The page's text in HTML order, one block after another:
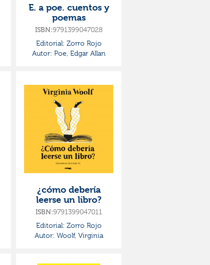
E. a poe. cuentos y
poemas
ISBN:9791399047028
Editorial: Zorro Rojo
Autor: Poe, Edgar Allan
¿cómo debería
leerse un libro?
ISBN:9791399047011
Editorial: Zorro Rojo
Autor: Woolf, Virginia